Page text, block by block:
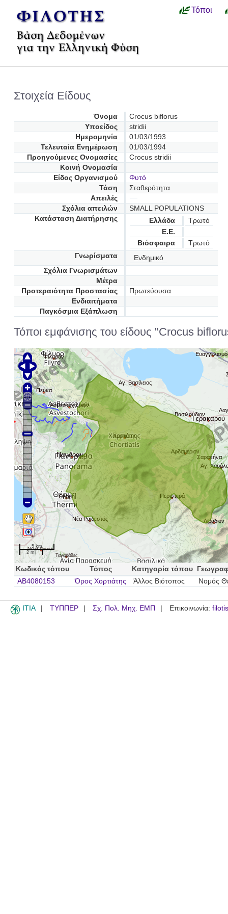
Τόποι
Στοιχεία Είδους
Όνομα
Crocus biflorus
Υποείδος
stridii
Ημερομηνία
01/03/1993
Τελευταία Ενημέρωση
01/03/1994
Προηγούμενες Oνομασίες
Crocus stridii
Κοινή Ονομασία
Είδος Οργανισμού
Φυτό
Τάση
Σταθερότητα
Απειλές
Σχόλια απειλών
SMALL POPULATIONS
Κατάσταση Διατήρησης
Ελλάδα
Τρωτό
Ε.Ε.
Βιόσφαιρα
Τρωτό
Γνωρίσματα
Ενδημικό
Σχόλια Γνωρισμάτων
Μέτρα
Προτεραιότητα Προστασίας
Πρωτεύουσα
Ενδιαιτήματα
Παγκόσμια Εξάπλωση
Τόποι εμφάνισης του είδους "Crocus
Φίλυρον
Αγ. Βασίλειος
Πεύκα
Ασβεστοχώριον
Βασιλούδιον
Γερακαρού
Χορτιάτης
Αρδαμέριον
Πανόραμα
Σαρακήνα
Αγ.
Θέρμη Περιστερά
Νέα Ραιδεστός Λιβάδιον
Νέον Ρύσιον
Ταγαράδες
5 km
2 mi
Κωδικός τόπου Τόπος Κατηγορία τόπου
AB4080153
Όρος Χορτιάτης Άλλος Βιότοπος Νομός
ITIA ΤΥΠΠΕΡ Σχ. Πολ. Μηχ. ΕΜΠ Επικοινωνία: